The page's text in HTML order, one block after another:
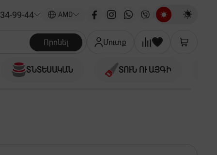
99-44 AMD
Որոնել Մուտք
ՏՆՏԵՍԱԿԱՆ ՏՈՒՆ ՈՒ ԱՅԳԻ